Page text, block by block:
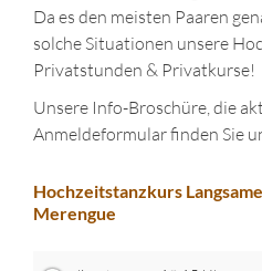
Da es den meisten Paaren
solche Situationen unsere
Privatstunden & Privatkurse!
Unsere Info-Broschüre, die
Anmeldeformular finden Sie
Hochzeitstanzkurs
Merengue